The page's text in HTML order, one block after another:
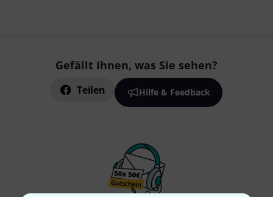
Gefällt Ihnen, was Sie sehen?
Teilen Hilfe & Feedback